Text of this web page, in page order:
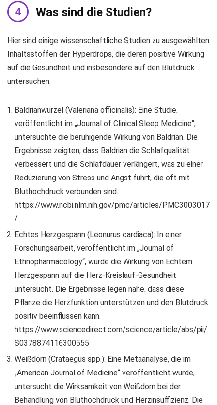
Was sind die Studien?
Hier sind einige wissenschaftliche Studien zu ausgewählten
Inhaltsstoffen der Hyperdrops, die deren positive Wirkung
auf die Gesundheit und insbesondere auf den Blutdruck
untersuchen:
Baldrianwurzel (Valeriana officinalis): Eine Studie,
veröffentlicht im „Journal of Clinical Sleep Medicine“,
untersuchte die beruhigende Wirkung von Baldrian. Die
Ergebnisse zeigten, dass Baldrian die Schlafqualität
verbessert und die Schlafdauer verlängert, was zu einer
Reduzierung von Stress und Angst führt, die oft mit
Bluthochdruck verbunden sind.
https://www.ncbi.nlm.nih.gov/pmc/articles/PMC3003017
/
Echtes Herzgespann (Leonurus cardiaca): In einer
Forschungsarbeit, veröffentlicht im „Journal of
Ethnopharmacology“, wurde die Wirkung von Echtem
Herzgespann auf die Herz-Kreislauf-Gesundheit
untersucht. Die Ergebnisse legen nahe, dass diese
Pflanze die Herzfunktion unterstützen und den Blutdruck
positiv beeinflussen kann.
https://www.sciencedirect.com/science/article/abs/pii/
S0378874116300555
Weißdorn (Crataegus spp.): Eine Metaanalyse, die im
„American Journal of Medicine“ veröffentlicht wurde,
untersucht die Wirksamkeit von Weißdorn bei der
Behandlung von Bluthochdruck und Herzinsuffizienz. Die